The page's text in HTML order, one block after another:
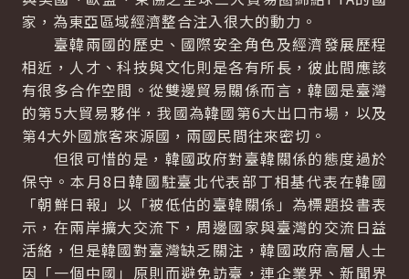
家，為東亞區域經濟整合注入很大的動力。
臺韓兩國的歷史、國際安全角色及經濟發展歷程
相近，人才、科技與文化則是各有所長，彼此間應該
有很多合作空間。從雙邊貿易關係而言，韓國是臺灣
的第5大貿易夥伴，我國為韓國第6大出口市場，以及
第4大外國旅客來源國，兩國民間往來密切。
但很可惜的是，韓國政府對臺韓關係的態度過於
保守。本月8日韓國駐臺北代表部丁相基代表在韓國
「朝鮮日報」以「被低估的臺韓關係」為標題投書表
示，在兩岸擴大交流下，周邊國家與臺灣的交流日益
活絡，但是韓國對臺灣缺乏關注，韓國政府高層人士
因「一個中國」原則而避免訪臺，連企業界、新聞界